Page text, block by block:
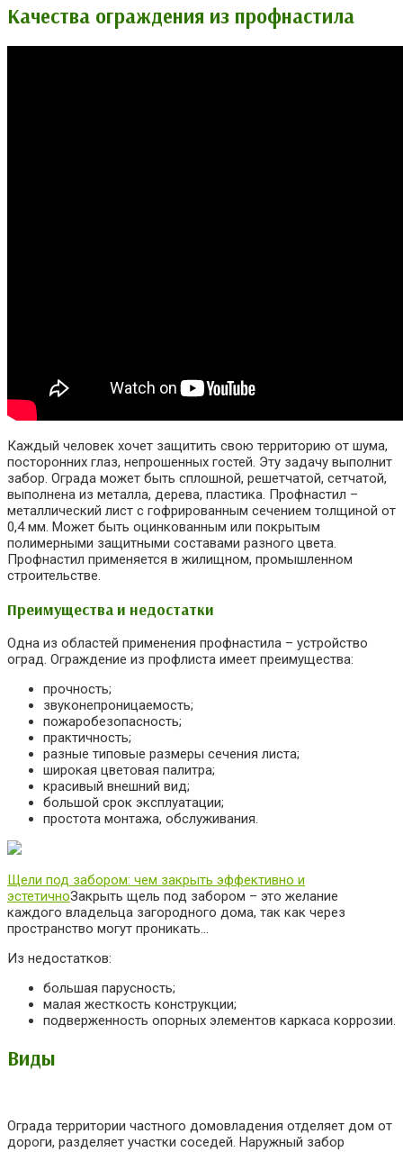
Качества ограждения из профнастила
Каждый человек хочет защитить свою территорию от шума,
посторонних глаз, непрошенных гостей. Эту задачу выполнит
забор. Ограда может быть сплошной, решетчатой, сетчатой,
выполнена из металла, дерева, пластика. Профнастил –
металлический лист с гофрированным сечением толщиной от
0,4 мм. Может быть оцинкованным или покрытым
полимерными защитными составами разного цвета.
Профнастил применяется в жилищном, промышленном
строительстве.
Преимущества и недостатки
Одна из областей применения профнастила – устройство
оград. Ограждение из профлиста имеет преимущества:
прочность;
звуконепроницаемость;
пожаробезопасность;
практичность;
разные типовые размеры сечения листа;
широкая цветовая палитра;
красивый внешний вид;
большой срок эксплуатации;
простота монтажа, обслуживания.
Щели под забором: чем закрыть эффективно и
эстетичноЗакрыть щель под забором – это желание
каждого владельца загородного дома, так как через
пространство могут проникать…
Из недостатков:
большая парусность;
малая жесткость конструкции;
подверженность опорных элементов каркаса коррозии.
Виды
Ограда территории частного домовладения отделяет дом от
дороги, разделяет участки соседей. Наружный забор